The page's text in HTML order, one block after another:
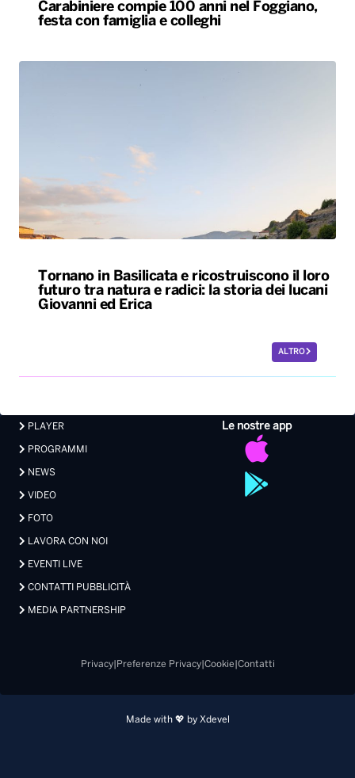
Carabiniere compie 100 anni nel Foggiano,
festa con famiglia e colleghi
Tornano in Basilicata e ricostruiscono il loro
futuro tra natura e radici: la storia dei lucani
Giovanni ed Erica
ALTRO
Le nostre app
PLAYER
PROGRAMMI
NEWS
VIDEO
FOTO
LAVORA CON NOI
EVENTI LIVE
CONTATTI PUBBLICITÀ
MEDIA PARTNERSHIP
Privacy| Preferenze Privacy| Cookie Contatti
Made with 💖 by Xdevel